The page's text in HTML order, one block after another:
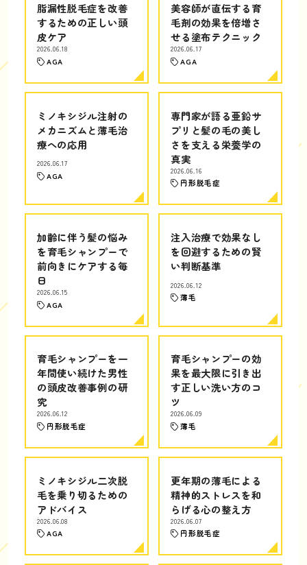
脂漏性脱毛症を改善
するための正しい頭
皮ケア
2026.06.18
AGA
美容師が直伝する育
毛剤の効果を倍増さ
せる塗布テクニック
2026.06.17
AGA
ミノキシジル注射の
メカニズムと薄毛治
療への応用
2026.06.17
AGA
専門家が語る亜鉛サ
プリと髪の毛の美し
さを支える栄養学の
真実
2026.06.16
円形脱毛症
加齢に伴う髪の悩み
を育毛シャンプーで
前向きにケアする毎
日
2026.06.15
AGA
注入治療で効果なし
を回避するための賢
い判断基準
2026.06.12
薄毛
育毛シャンプーを一
年間使い続けた男性
の頭皮改善事例の研
究
2026.06.12
円形脱毛症
育毛シャンプーの効
果を最大限に引き出
す正しい洗い方のコ
ツ
2026.06.09
薄毛
ミノキシジル二次脱
毛を乗り切るための
アドバイス
2026.06.08
AGA
更年期の薄毛による
精神的ストレスを和
らげる心の整え方
2026.06.07
円形脱毛症